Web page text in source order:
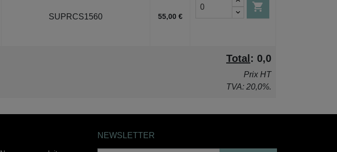
SUPRCS1560 55,00 €

Total : 0,0
Prix HT
TVA: 20,0%.
NEWSLETTER